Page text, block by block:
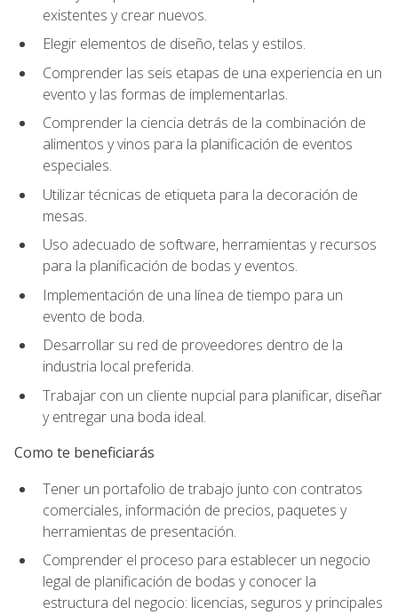
existentes y crear nuevos.
Elegir elementos de diseño, telas y estilos.
Comprender las seis etapas de una experiencia en un
evento y las formas de implementarlas.
Comprender la ciencia detrás de la combinación de
alimentos y vinos para la planificación de eventos
especiales.
Utilizar técnicas de etiqueta para la decoración de
mesas.
Uso adecuado de software, herramientas y recursos
para la planificación de bodas y eventos.
Implementación de una línea de tiempo para un
evento de boda.
Desarrollar su red de proveedores dentro de la
industria local preferida.
Trabajar con un cliente nupcial para planificar, diseñar
y entregar una boda ideal.
Como te beneficiarás
Tener un portafolio de trabajo junto con contratos
comerciales, información de precios, paquetes y
herramientas de presentación.
Comprender el proceso para establecer un negocio
legal de planificación de bodas y conocer la
estructura del negocio: licencias, seguros y principales